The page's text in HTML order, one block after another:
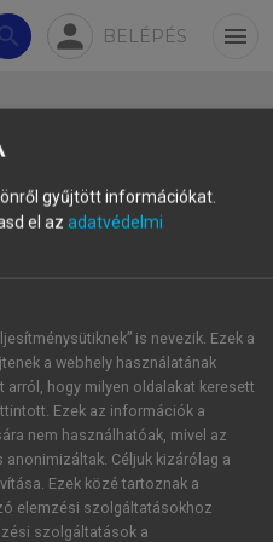
person BELÉPÉS menu
a
hogy az említett
mértékben függnek
közeg. Mivel
azonos
a strukturális
előkészítés során
gyűjtött információkat.
el az adatvédelmi
is nevezik. Ezek a
a webhely használatának
hogy milyen oldalakat keresett
Ezek az információk a
nem használhatóak, mivel az
Céljuk kizárólag a
Ezek közé tartoznak a
elemzési szolgáltatásokhoz
szolgáltatások a